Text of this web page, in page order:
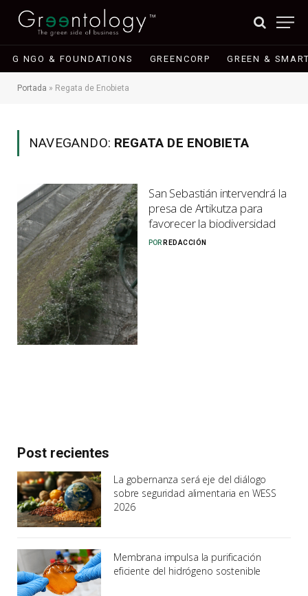
G NGO & FOUNDATIONS GREENCORP GREEN &
Portada » Regata de Enobieta
NAVEGANDO: REGATA DE ENOBIETA
San Sebastián intervendrá la
presa de Artikutza para
favorecer la biodiversidad
POR REDACCIÓN
Post recientes
La gobernanza será eje del diálogo
sobre seguridad alimentaria en WESS
2026
Membrana impulsa la purificación
eficiente del hidrógeno sostenible